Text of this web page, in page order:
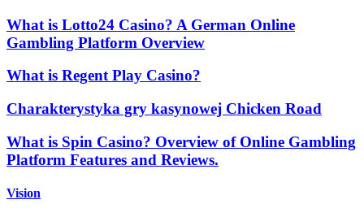
What is Lotto24 Casino? A German Online
Gambling Platform Overview
What is Regent Play Casino?
Charakterystyka gry kasynowej Chicken Road
What is Spin Casino? Overview of Online Gambling
Platform Features and Reviews.
Vision